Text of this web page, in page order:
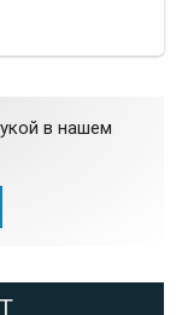
в нашем